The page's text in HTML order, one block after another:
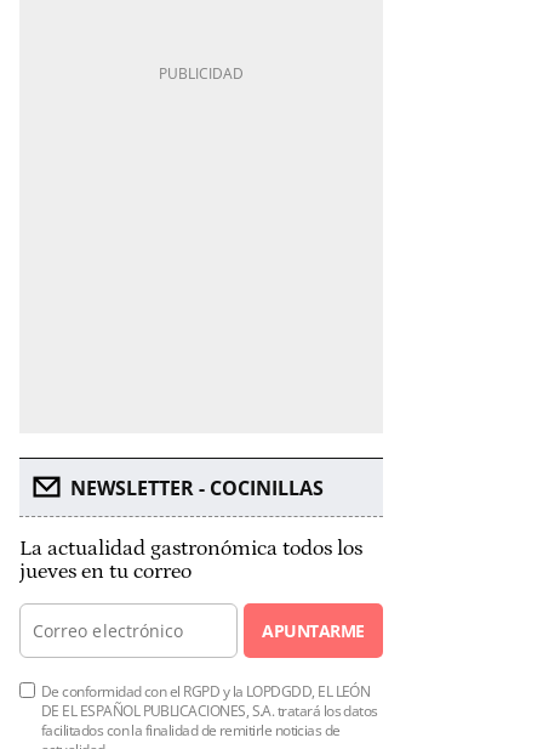
NEWSLETTER - COCINILLAS
La actualidad gastronómica todos los
jueves en tu correo
APUNTARME
De conformidad con el RGPD y la LOPDGDD, EL LEÓN
DE EL ESPAÑOL PUBLICACIONES, S.A. tratará los datos
facilitados con la finalidad de remitirle noticias de